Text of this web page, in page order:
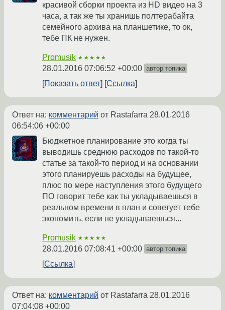
красивой сборки проекта из HD видео на 3
часа, а так же ты хранишь полтерабайта
семейного архива на планшетике, то ок,
тебе ПК не нужен.
Promusik ★★★★★
28.01.2016 07:06:52 +00:00 автор топика
Показать ответ Ссылка
Ответ на: комментарий от Rastafarra 28.01.2016
06:54:06 +00:00
Бюджетное планирование это когда ты
выводишь среднюю расходов по такой-то
статье за такой-то период и на основании
этого планируешь расходы на будущее,
плюс по мере наступления этого будущего
ПО говорит тебе как ты укладываешься в
реальном времени в план и советует тебе
экономить, если не укладываешься...
Promusik ★★★★★
28.01.2016 07:08:41 +00:00 автор топика
Ссылка
Ответ на: комментарий от Rastafarra 28.01.2016
07:04:08 +00:00